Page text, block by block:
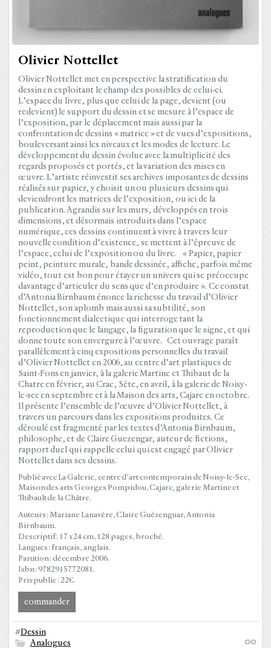
Olivier Nottellet
Olivier Nottellet met en perspective la stratification du
dessin en exploitant le champ des possibles de celui-ci.
L’espace du livre, plus que celui de la page, devient (ou
redevient) le support du dessin et se mesure à l’espace de
l’exposition, par le déplacement mais aussi par la
confrontation de dessins « matrice » et de vues d’expositions,
bouleversant ainsi les niveaux et les modes de lecture. Le
développement du dessin évolue avec la multiplicité des
regards proposés et portés, et la variation des mises en
œuvre. L’artiste réinvestit ses archives imposantes de dessins
réalisés sur papier, y choisit un ou plusieurs dessins qui
deviendront les matrices de l’exposition, ou ici de la
publication. Agrandis sur les murs, développés en trois
dimensions, et désormais introduits dans l’espace
numérique, ces dessins continuent à vivre à travers leur
nouvelle condition d’existence, se mettent à l’épreuve de
l’espace, celui de l’exposition ou du livre. « Papier, papier
peint, peinture murale, bande dessinée, affiche, parfois même
vidéo, tout est bon pour étayer un univers qui se préoccupe
davantage d’articuler du sens que d’en produire ». Ce constat
d’Antonia Birnbaum énonce la richesse du travail d’Olivier
Nottellet, son aplomb mais aussi sa subtilité, son
fonctionnement dialectique qui interroge tant la
reproduction que le langage, la figuration que le signe, et qui
donne toute son envergure à l’œuvre. Cet ouvrage paraît
parallèlement à cinq expositions personnelles du travail
d’Olivier Nottellet en 2006, au centre d’art plastiques de
Saint-Fons en janvier, à la galerie Martine et Thibaut de la
Chatre en février, au Crac, Sète, en avril, à la galerie de Noisy-
le-sec en septembre et à la Maison des arts, Cajarc en octobre.
Il présente l’ensemble de l’œuvre d’Olivier Nottellet, à
travers un parcours dans les expositions produites. Ce
déroulé est fragmenté par les textes d’Antonia Birnbaum,
philosophe, et de Claire Guezengar, auteur de fictions,
rapport duel qui rappelle celui qui est engagé par Olivier
Nottellet dans ses dessins.
Publié avec La Galerie, centre d’art contemporain de Noisy-le-Sec,
Maison des arts Georges Pompidou, Cajarc, galerie Martine et
Thibault de la Châtre.
Auteurs : Mariane Lanavère, Claire Guézenguar, Antonia
Birnbaum.
Descriptif : 17 x 24 cm, 128 pages, broché.
Langues : français, anglais.
Parution : décembre 2006.
Isbn : 9782915772081.
Prix public : 22€.
commander
#Dessin
Analogues